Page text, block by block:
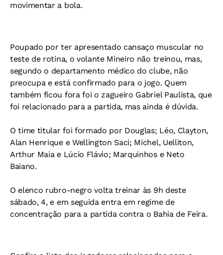
movimentar a bola.
Poupado por ter apresentado cansaço muscular no
teste de rotina, o volante Mineiro não treinou, mas,
segundo o departamento médico do clube, não
preocupa e está confirmado para o jogo. Quem
também ficou fora foi o zagueiro Gabriel Paulista, que
foi relacionado para a partida, mas ainda é dúvida.
O time titular foi formado por Douglas; Léo, Clayton,
Alan Henrique e Wellington Saci; Michel, Uelliton,
Arthur Maia e Lúcio Flávio; Marquinhos e Neto
Baiano.
O elenco rubro-negro volta treinar às 9h deste
sábado, 4, e em seguida entra em regime de
concentração para a partida contra o Bahia de Feira.